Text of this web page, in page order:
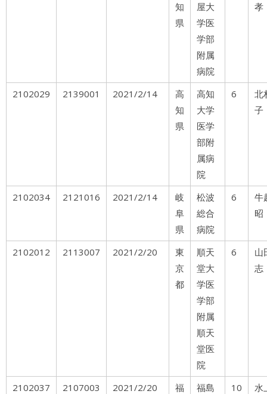
知
県
屋大
学医
学部
附属
病院
孝
2102029 2139001 2021/2/14
高
知
県
高知
大学
医学
部附
属病
院
6
北
子
2102034 2121016 2021/2/14
岐
阜
県
松波
総合
病院
6
牛
昭
2102012 2113007 2021/2/20
東
京
都
順天
堂大
学医
学部
附属
順天
堂医
院
6
山
志
2102037 2107003 2021/2/20
福
福島
10
水